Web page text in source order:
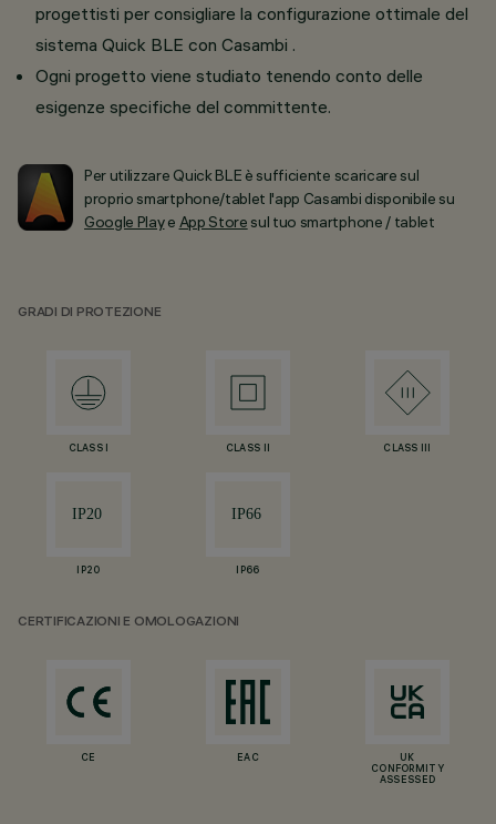
progettisti per consigliare la configurazione ottimale del
sistema Quick BLE con Casambi ​.
Ogni progetto viene studiato tenendo conto delle
esigenze specifiche del committente.
Per utilizzare Quick BLE è sufficiente scaricare sul
proprio smartphone/tablet l'app Casambi disponibile su
Google Playe App Store sul tuo smartphone / tablet
GRADI DI PROTEZIONE
CLASS I CLASS II CLASS III
IP20 IP66
CERTIFICAZIONI E OMOLOGAZIONI
CE EAC
UK
CONFORMITY
ASSESSED